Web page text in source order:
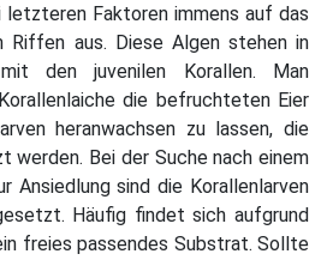
letzteren Faktoren immens auf das
Riffen aus. Diese Algen stehen in
den juvenilen Korallen. Man
die befruchteten Eier
heranwachsen zu lassen, die
werden. Bei der Suche nach einem
Ansiedlung sind die Korallenlarven
Häufig findet sich aufgrund
freies passendes Substrat. Sollte